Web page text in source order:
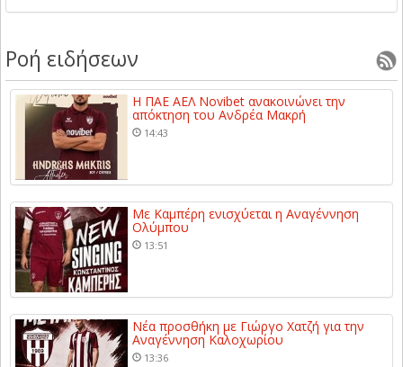
Ροή ειδήσεων
Η ΠΑΕ ΑΕΛ Novibet ανακοινώνει την
απόκτηση του Ανδρέα Μακρή
14:43
Με Καμπέρη ενισχύεται η Αναγέννηση
Ολύμπου
13:51
Νέα προσθήκη με Γιώργο Χατζή για την
Αναγέννηση Καλοχωρίου
13:36